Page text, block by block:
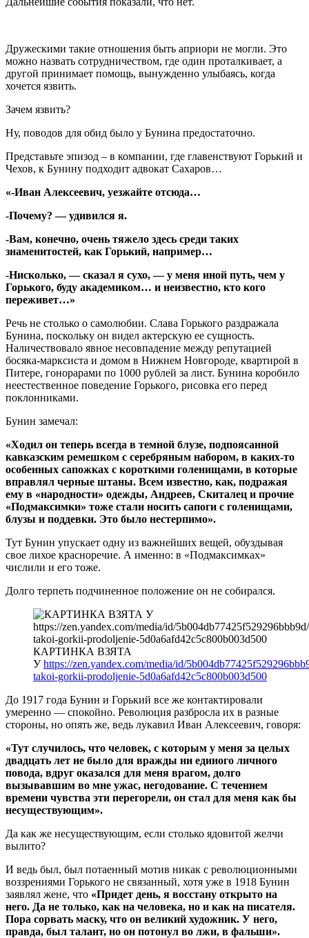
Дружескими такие отношения быть априори не могли. Это
можно назвать сотрудничеством, где один проталкивает, а
другой принимает помощь, вынужденно улыбаясь, когда
хочется язвить.
Зачем язвить?
Ну, поводов для обид было у Бунина предостаточно.
Представьте эпизод – в компании, где главенствуют Горький и
Чехов, к Бунину подходит адвокат Сахаров…
«-Иван Алексеевич, уезжайте отсюда…
-Почему? — удивился я.
-Вам, конечно, очень тяжело здесь среди таких
знаменитостей, как Горький, например…
-Нисколько, — сказал я сухо, — у меня иной путь, чем у
Горького, буду академиком… и неизвестно, кто кого
переживет…»
Речь не столько о самолюбии. Слава Горького раздражала
Бунина, поскольку он видел актерскую ее сущность.
Наличествовало явное несовпадение между репутацией
босяка-марксиста и домом в Нижнем Новгороде, квартирой в
Питере, гонорарами по 1000 рублей за лист. Бунина коробило
неестественное поведение Горького, рисовка его перед
поклонниками.
Бунин замечал:
«Ходил он теперь всегда в темной блузе, подпоясанной
кавказским ремешком с серебряным набором, в каких-то
особенных сапожках с короткими голенищами, в которые
вправлял черные штаны. Всем известно, как, подражая
ему в «народности» одежды, Андреев, Скиталец и прочие
«Подмаксимки» тоже стали носить сапоги с голенищами,
блузы и поддевки. Это было нестерпимо».
Тут Бунин упускает одну из важнейших вещей, обуздывая
свое лихое красноречие. А именно: в «Подмаксимках»
числили и его тоже.
Долго терпеть подчиненное положение он не собирался.
КАРТИНКА ВЗЯТА
Уhttps://zen.yandex.com/media/id/
takoi-gorkii-prodoljenie-5d0a6afd42c5c800b003d500
До 1917 года Бунин и Горький все же контактировали
умеренно — спокойно. Революция разбросла их в разные
стороны, но опять же, ведь лукавил Иван Алексеевич, говоря:
«Тут случилось, что человек, с которым у меня за целых
двадцать лет не было для вражды ни единого личного
повода, вдруг оказался для меня врагом, долго
вызывавшим во мне ужас, негодование. С течением
времени чувства эти перегорели, он стал для меня как бы
несуществующим».
Да как же несуществующим, если столько ядовитой желчи
вылито?
И ведь был, был потаенный мотив никак с революционными
воззрениями Горького не связанный, хотя уже в 1918 Бунин
заявлял жене, что «Придет день, я восстану открыто на
него. Да не только, как на человека, но и как на писателя.
Пора сорвать маску, что он великий художник. У него,
правда, был талант, но он потонул во лжи, в фальши».